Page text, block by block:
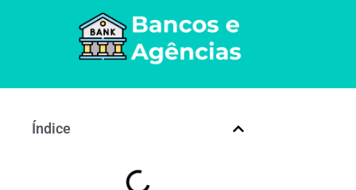
Índice